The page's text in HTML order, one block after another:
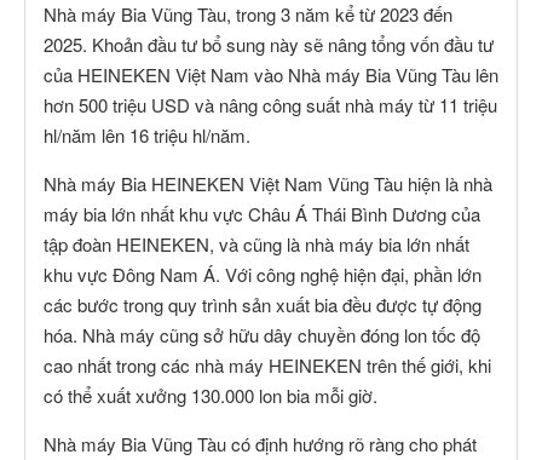
Nhà máy Bia Vũng Tàu, trong 3 năm kể từ 2023 đến
2025. Khoản đầu tư bổ sung này sẽ nâng tổng vốn đầu tư
của HEINEKEN Việt Nam vào Nhà máy Bia Vũng Tàu lên
hơn 500 triệu USD và nâng công suất nhà máy từ 11 triệu
hl/năm lên 16 triệu hl/năm.
Nhà máy Bia HEINEKEN Việt Nam Vũng Tàu hiện là nhà
máy bia lớn nhất khu vực Châu Á Thái Bình Dương của
tập đoàn HEINEKEN, và cũng là nhà máy bia lớn nhất
khu vực Đông Nam Á. Với công nghệ hiện đại, phần lớn
các bước trong quy trình sản xuất bia đều được tự động
hóa. Nhà máy cũng sở hữu dây chuyền đóng lon tốc độ
cao nhất trong các nhà máy HEINEKEN trên thế giới, khi
có thể xuất xưởng 130.000 lon bia mỗi giờ.
Nhà máy Bia Vũng Tàu có định hướng rõ ràng cho phát